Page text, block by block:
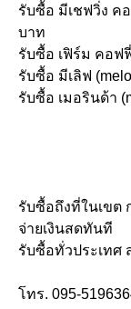
รับซื้อ มีเชฟวิ่ง ค
บาท
รับซื้อ เฟิร์ม คอฟ
รับซื้อ มีเลิฟ
รับซื้อ เมอรินด้า
รับซื้อถึงที่ในเขต
จ่ายเงินสดทันที
รับซื้อทั่วประเทศ
โทร. 095-